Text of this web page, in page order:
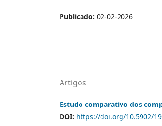
Publicado: 02-02-2026
Artigos
Estudo comparativo dos
DOI: https://doi.org/10.5902/